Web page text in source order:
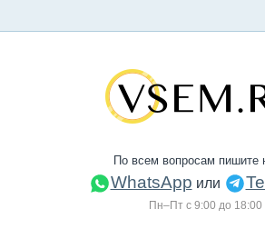
По всем вопросам пишите
WhatsApp или
Пн–Пт с 9:00 до 18:00